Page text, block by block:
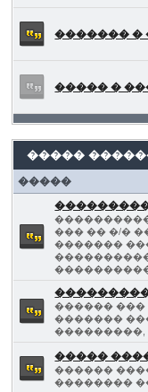
������� �
����� �
�����
�����
��� �� �/�
�������
������
�������
���������,
�����
������
��������